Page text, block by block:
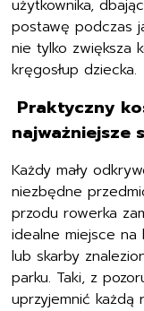
użytkownika,
postawę podczas
nie tylko zwiększa
kręgosłup dziecka.
Praktyczny
najważniejsze
Każdy mały
niezbędne
przodu rowerka
idealne miejsce
lub skarby
parku. Taki, z
uprzyjemnić każdą